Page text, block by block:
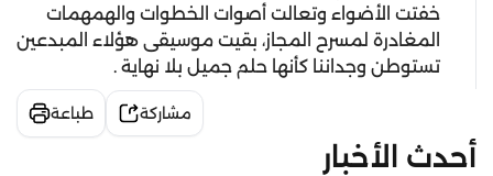
خفتت الأضواء وتعالت أصوات الخطوات والهمهمات
المغادرة لمسرح المجاز، بقيت موسيقى هؤلاء المبدعين
تستوطن وجداننا كأنها حلم جميل بلا نهاية .
مشاركة طباعة
أحدث الأخبار